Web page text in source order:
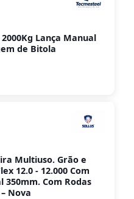
Lança Manual
de Bitola
Multiuso. Grão e
12.0 - 12.000 Com
350mm. Com Rodas
Nova